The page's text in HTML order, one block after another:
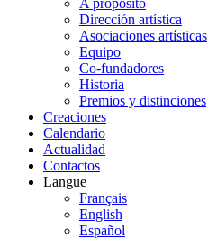
A proposito
Dirección artística
Asociaciones artísticas
Equipo
Co-fundadores
Historia
Premios y distinciones
Creaciones
Calendario
Actualidad
Contactos
Langue
Français
English
Español